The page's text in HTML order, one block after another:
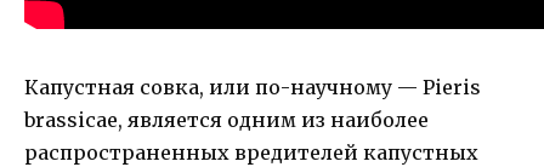
Капустная совка, или по-научному — Pieris
brassicae, является одним из наиболее
распространенных вредителей капустных